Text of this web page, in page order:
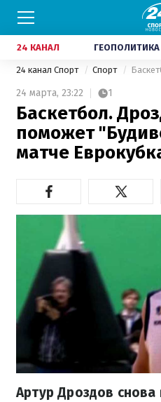
24 КАНАЛ ГЕОПОЛИТИКА
24 канал Спорт Спорт
24 марта, 23:22 1
Баскетбол.
поможет
матче
Артур Дроздов